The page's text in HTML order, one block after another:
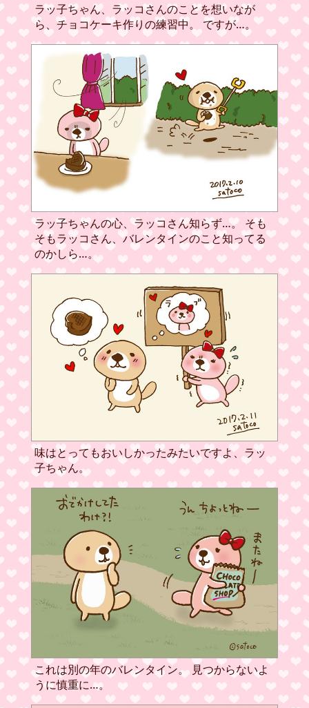
ラッ子ちゃん、ラッコさんのことを想いなが
ら、チョコケーキ作りの練習中。 ですが…。
ラッ子ちゃんの心、ラッコさん知らず…。 そも
そもラッコさん、バレンタインのこと知ってる
のかしら…。
味はとってもおいしかったみたいですよ、ラッ
子ちゃん。
これは別の年のバレンタイン。 見つからないよ
うに慎重に…。